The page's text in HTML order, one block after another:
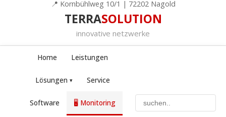
📍 Kornbühlweg 10/1 | 72202 Nagold
TERRASOLUTION
innovative netzwerke
Home Leistungen
Lösungen Service
Software 🖥️ Monitoring